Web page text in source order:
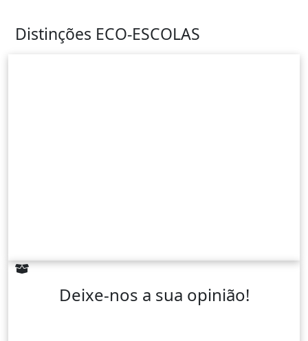
Distinções ECO-ESCOLAS
Deixe-nos a sua opinião!